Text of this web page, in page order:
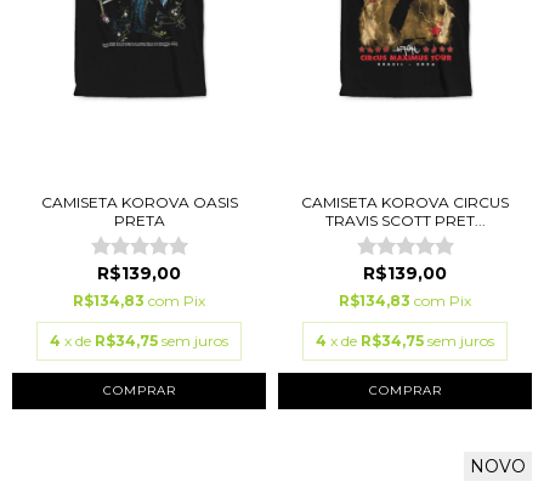
CAMISETA KOROVA OASIS
PRETA
R$139,00
R$134,83 com Pix
4 x de R$34,75 sem juros
COMPRAR
CAMISETA KOROVA CIRCUS
TRAVIS SCOTT PRET...
R$139,00
R$134,83 com Pix
4 x de R$34,75 sem juros
COMPRAR
NOVO